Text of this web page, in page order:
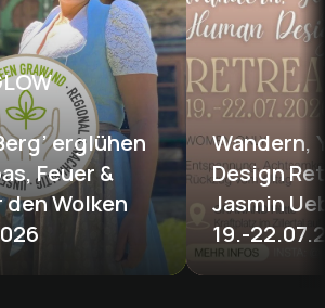
erglühen
Feuer &
den Wolken
Wandern,
Design
Jasmin
19.-